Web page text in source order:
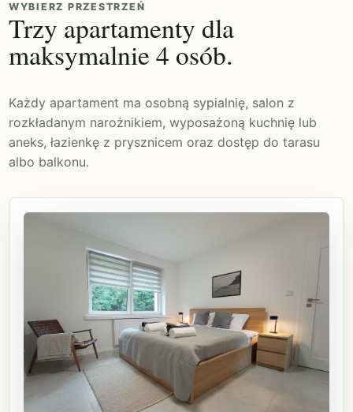
WYBIERZ PRZESTRZEŃ
Trzy apartamenty dla
maksymalnie 4 osób.
Każdy apartament ma osobną sypialnię, salon z
rozkładanym narożnikiem, wyposażoną kuchnię lub
aneks, łazienkę z prysznicem oraz dostęp do tarasu
albo balkonu.